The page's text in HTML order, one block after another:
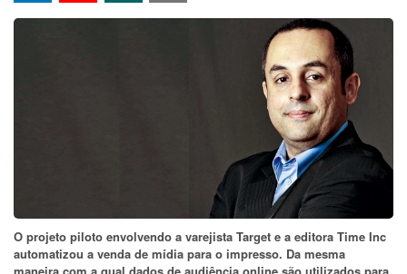
O projeto piloto envolvendo a varejista Target e a editora Time Inc
automatizou a venda de mídia para o impresso. Da mesma